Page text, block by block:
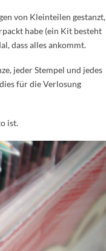
von Kleinteilen gestanzt,
habe (ein Kit besteht
dass alles ankommt.
jeder Stempel und jedes
für die Verlosung
ist.